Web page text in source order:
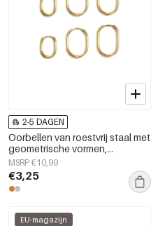
2-5 DAGEN
Oorbellen van roestvrij staal met
geometrische vormen,
eenvoudige en alledaagse
serie, damessieraden
MSRP €10,99
€3,25
EU-magazijn